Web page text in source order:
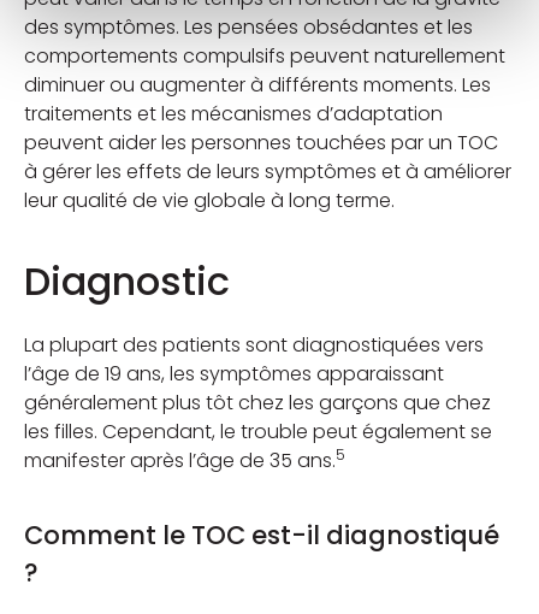
des symptômes. Les pensées obsédantes et les
comportements compulsifs peuvent naturellement
diminuer ou augmenter à différents moments. Les
traitements et les mécanismes d’adaptation
peuvent aider les personnes touchées par un TOC
à gérer les effets de leurs symptômes et à améliorer
leur qualité de vie globale à long terme.
Diagnostic
La plupart des patients sont diagnostiquées vers
l’âge de 19 ans, les symptômes apparaissant
généralement plus tôt chez les garçons que chez
les filles. Cependant, le trouble peut également se
manifester après l’âge de 35 ans.5
Comment le TOC est-il diagnostiqué
?